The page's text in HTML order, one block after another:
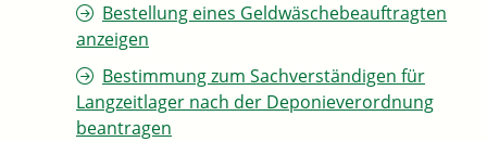
Bestellung eines Geldwäschebeauftragten
anzeigen
Bestimmung zum Sachverständigen für
Langzeitlager nach der Deponieverordnung
beantragen